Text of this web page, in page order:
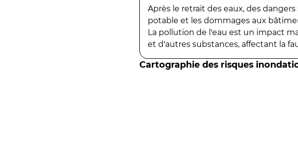
Après le retrait des eaux, des
potable et les dommages aux
La pollution de l'eau est un impact
et d'autres substances, affectant la
Cartographie des risques